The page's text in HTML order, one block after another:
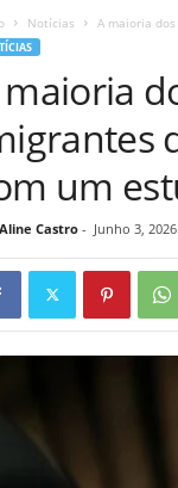
Notícias A maioria
um
Aline Castro- Junho 3, 2026